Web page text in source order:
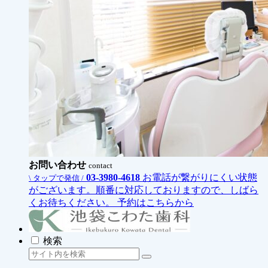
お問い合わせ contact
\ タップで発信 / 03-3980-4618 お電話が繋がりにくい状態
がございます。順番に対応しておりますので、しばら
くお待ちください。
予約はこちらから
検索